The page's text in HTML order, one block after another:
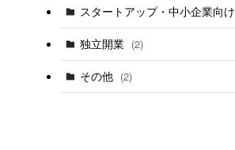
スタートアップ・中小企業向け
独立開業 (2)
その他 (2)